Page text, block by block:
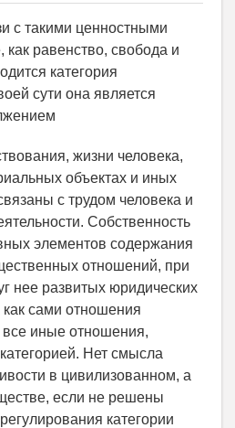
с такими ценностными
как равенство, свобода и
категория
сути она является
жизни человека,
объектах и иных
с трудом человека и
Собственность
элементов содержания
отношений, при
нее развитых юридических
сами отношения
все иные отношения,
Нет смысла
в цивилизованном, а
если не решены
категории